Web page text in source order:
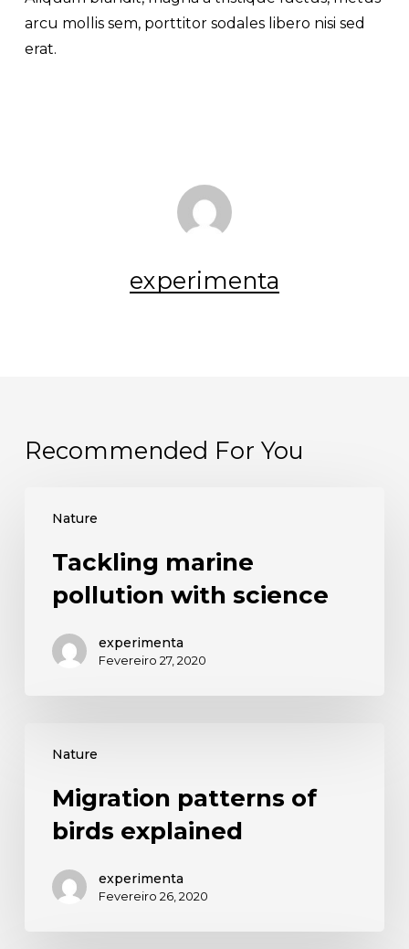
arcu mollis sem, porttitor sodales libero nisi sed
erat.
experimenta
Recommended For You
Nature
Tackling marine
pollution with science
experimenta
Fevereiro 27, 2020
Nature
Migration patterns of
birds explained
experimenta
Fevereiro 26, 2020